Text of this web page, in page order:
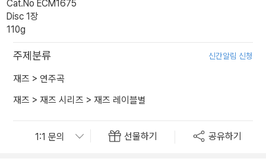
Cat.No ECM1675
Disc 1장
110g
주제분류 신간알림 신청
재즈 > 연주곡
재즈 > 재즈 시리즈 > 재즈 레이블별
선물하기 공유하기